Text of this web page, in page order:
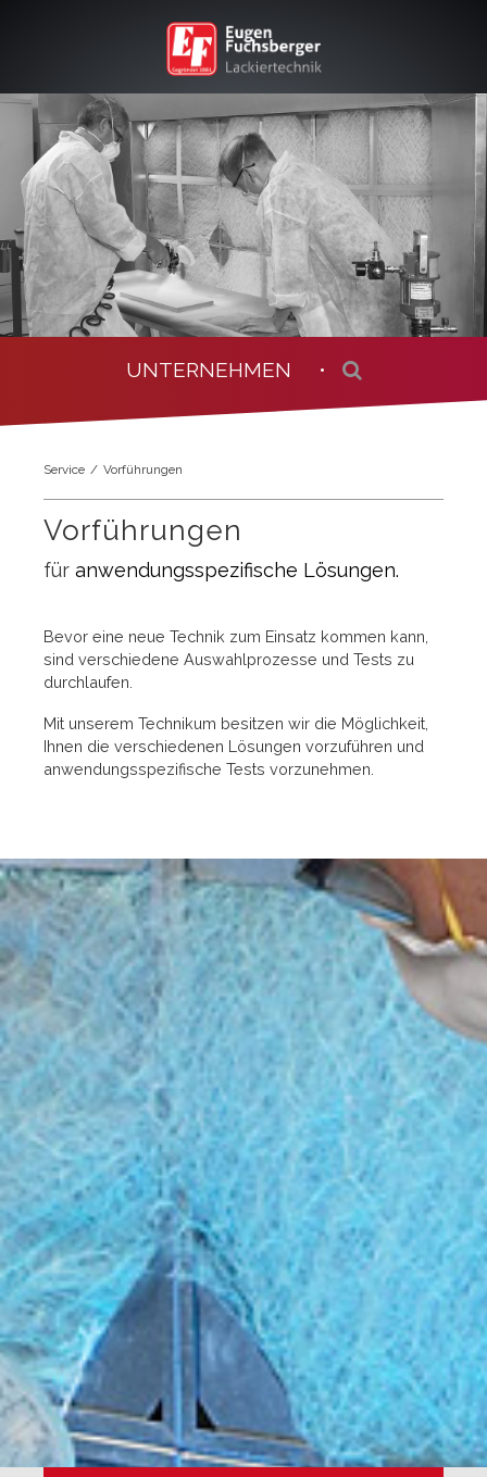
UNTERNEHMEN •
Service Vorführungen
Vorführungen
für anwendungsspezifische Lösungen.
Bevor eine neue Technik zum Einsatz kommen kann,
sind verschiedene Auswahlprozesse und Tests zu
durchlaufen.
Mit unserem Technikum besitzen wir die Möglichkeit,
Ihnen die verschiedenen Lösungen vorzuführen und
anwendungsspezifische Tests vorzunehmen.